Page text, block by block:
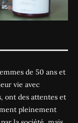
de 50 ans et
vie avec
ont des attentes et
pleinement